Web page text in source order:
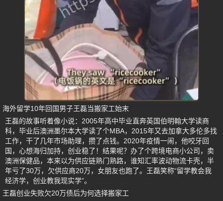
海外留学10年回国男子王磊当搬家工始末
王磊的故事听着像小说：2005年高中毕业直奔英国伯明翰大学读商
科，毕业后澳洲墨尔本大学读了个MBA，2015年又去加拿大多伦多找
工作，干了几年市场助理，攒了点钱。2020年疫情一闹，他咬牙回
国，心想海归加持，创业稳了！结果呢？办了个跨境电商小公司，卖
澳洲保健品，本来以为供应链熟门熟路，谁知汇率波动物流卡壳，半
年亏了30万，欠供应商20万，女朋友也跑了。王磊笑称“留学教会我
经济学，创业教我现实学”。
王磊创业失败欠20万债后为何选择搬家工